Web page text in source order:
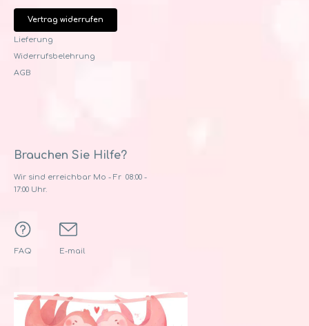
Vertrag widerrufen
Lieferung
Widerrufsbelehrung
AGB
Brauchen Sie Hilfe?
Wir sind erreichbar Mo - Fr 08:00 -
17:00 Uhr.
FAQ E-mail